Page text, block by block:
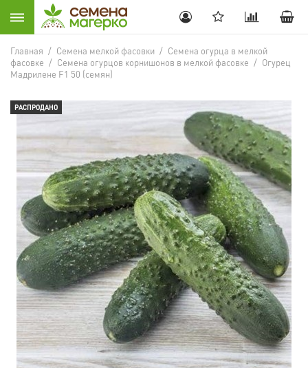
Главная / Семена мелкой фасовки / Семена огурца в мелкой
фасовке / Семена огурцов корнишонов в мелкой фасовке / Огурец
Мадрилене F1 50 (семян)
РАСПРОДАНО